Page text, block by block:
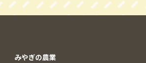
みやぎの農業